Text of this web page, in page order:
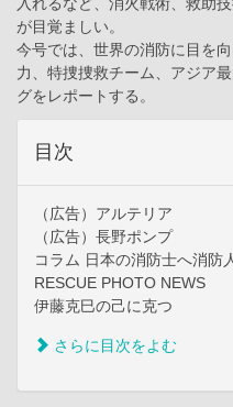
が目覚ましい。
今号では、世界の消防に目を
力、特捜捜救チーム、アジア
グをレポートする。
目次
（広告）アルテリア
（広告）長野ポンプ
コラム 日本の消防士へ消防
RESCUE PHOTO NEWS
伊藤克巳の己に克つ
さらに目次をよむ